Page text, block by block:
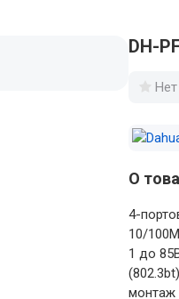
DH-
О
4-
10/
1 до
монтаж